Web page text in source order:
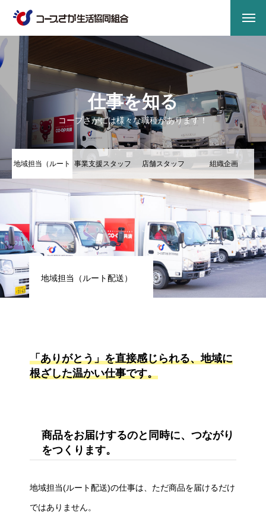
仕事を知る
コープさがには様々な職種があります！
地域担当（ルート
配送）
事業支援スタッフ 店舗スタッフ 組織企画
地域担当（ルート配送）
「ありがとう」を直接感じられる、地域に
根ざした温かい仕事です。
商品をお届けするのと同時に、つながり
をつくります。
地域担当(ルート配送)の仕事は、ただ商品を届けるだけ
ではありません。